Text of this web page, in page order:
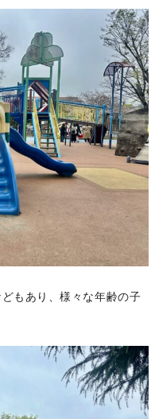
もあり、様々な年齢の子